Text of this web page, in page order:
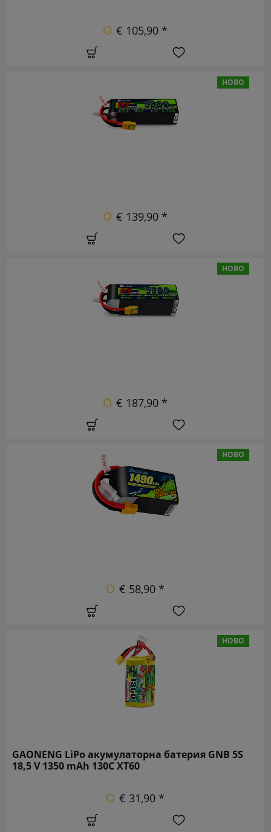
€ 105,90 *
НОВО
€ 139,90 *
НОВО
€ 187,90 *
НОВО
€ 58,90 *
НОВО
GAONENG LiPo акумулаторна батерия GNB 5S
18,5 V 1350 mAh 130C XT60
€ 31,90 *